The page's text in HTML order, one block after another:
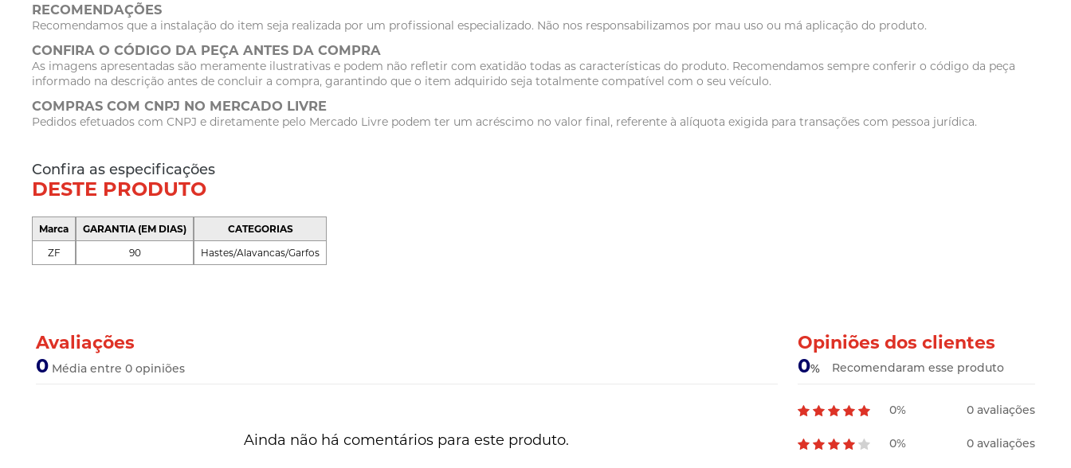
RECOMENDAÇÕES
Recomendamos que a instalação do item seja realizada por um profissional especializado. Não nos responsabilizamos por mau uso ou má aplicação do produto.
CONFIRA O CÓDIGO DA PEÇA ANTES DA COMPRA
As imagens apresentadas são meramente ilustrativas e podem não refletir com exatidão todas as características do produto. Recomendamos sempre conferir o código da peça
informado na descrição antes de concluir a compra, garantindo que o item adquirido seja totalmente compatível com o seu veículo.
COMPRAS COM CNPJ NO MERCADO LIVRE
Pedidos efetuados com CNPJ e diretamente pelo Mercado Livre podem ter um acréscimo no valor final, referente à alíquota exigida para transações com pessoa jurídica.
Confira as especificações
DESTE PRODUTO
Marca
ZF
GARANTIA (EM DIAS)
90
CATEGORIAS
Hastes/Alavancas/Garfos
Avaliações
0 Média entre 0 opiniões
Ainda não há comentários para este produto.
Opiniões dos clientes
0% Recomendaram esse produto
0% 0 avaliações
0% 0 avaliações